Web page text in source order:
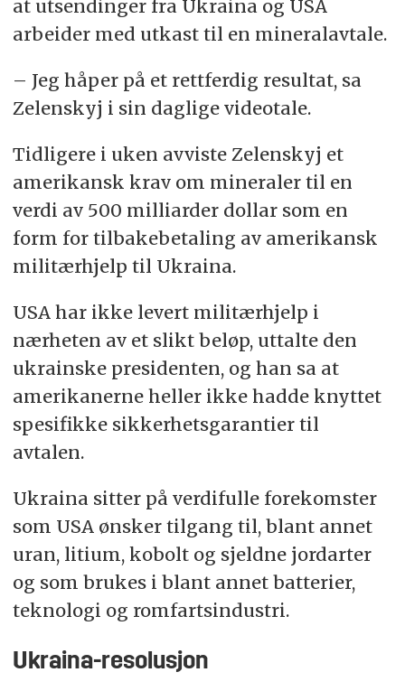
at utsendinger fra Ukraina og USA
arbeider med utkast til en mineralavtale.
– Jeg håper på et rettferdig resultat, sa
Zelenskyj i sin daglige videotale.
Tidligere i uken avviste Zelenskyj et
amerikansk krav om mineraler til en
verdi av 500 milliarder dollar som en
form for tilbakebetaling av amerikansk
militærhjelp til Ukraina.
USA har ikke levert militærhjelp i
nærheten av et slikt beløp, uttalte den
ukrainske presidenten, og han sa at
amerikanerne heller ikke hadde knyttet
spesifikke sikkerhetsgarantier til
avtalen.
Ukraina sitter på verdifulle forekomster
som USA ønsker tilgang til, blant annet
uran, litium, kobolt og sjeldne jordarter
og som brukes i blant annet batterier,
teknologi og romfartsindustri.
Ukraina-resolusjon